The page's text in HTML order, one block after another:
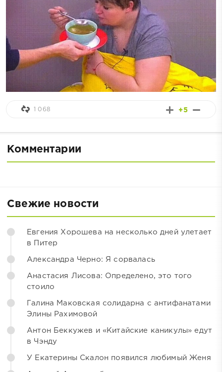
+5
1 068
Комментарии
Свежие новости
Евгения Хорошева на несколько дней улетает
в Питер
Александра Черно: Я сорвалась
Анастасия Лисова: Определено, это того
стоило
Галина Маковская солидарна с антифанатами
Элины Рахимовой
Антон Беккужев и «Китайские каникулы» едут
в Чэнду
У Екатерины Скалон появился любимый Женя